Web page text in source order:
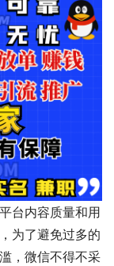
台内容质量和用
为了避免过多的
，微信不得不采